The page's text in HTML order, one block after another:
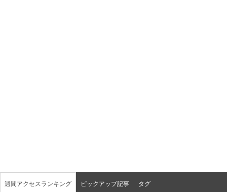
週間アクセスランキング ピックアップ記事 タグ